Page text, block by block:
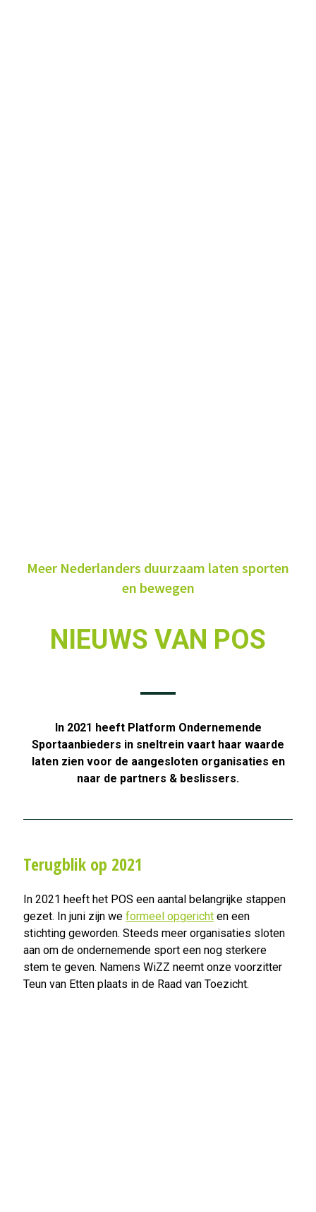
Meer Nederlanders duurzaam laten sporten
en bewegen
NIEUWS VAN POS
In 2021 heeft Platform Ondernemende
Sportaanbieders in sneltrein vaart haar waarde
laten zien voor de aangesloten organisaties en
naar de partners & beslissers.
Terugblik op 2021
In 2021 heeft het POS een aantal belangrijke stappen
gezet. In juni zijn we formeel opgericht en een
stichting geworden. Steeds meer organisaties sloten
aan om de ondernemende sport een nog sterkere
stem te geven. Namens WiZZ neemt onze voorzitter
Teun van Etten plaats in de Raad van Toezicht.